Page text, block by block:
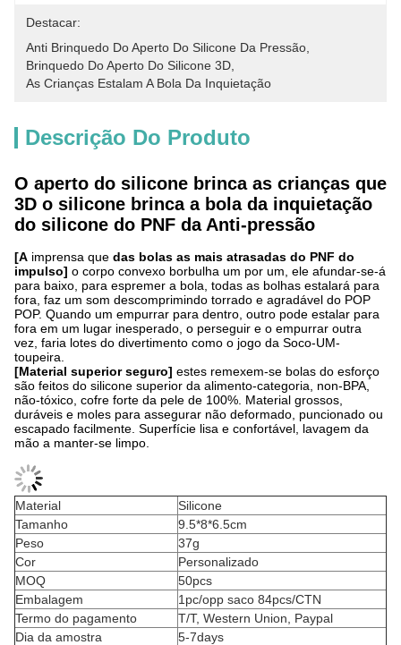
Destacar:
Anti Brinquedo Do Aperto Do Silicone Da Pressão
Brinquedo Do Aperto Do Silicone 3D
As Crianças Estalam A Bola Da Inquietação
Descrição Do Produto
O aperto do silicone brinca as crianças que
3D o silicone brinca a bola da inquietação
do silicone do PNF da Anti-pressão
[A imprensa que das bolas as mais atrasadas do PNF do
impulso] o corpo convexo borbulha um por um, ele afundar-se-á
para baixo, para espremer a bola, todas as bolhas estalará para
fora, faz um som descomprimindo torrado e agradável do POP
POP. Quando um empurrar para dentro, outro pode estalar para
fora em um lugar inesperado, o perseguir e o empurrar outra
vez, faria lotes do divertimento como o jogo da Soco-UM-
toupeira.
[Material superior seguro] estes remexem-se bolas do esforço
são feitos do silicone superior da alimento-categoria, non-BPA,
não-tóxico, cofre forte da pele de 100%. Material grossos,
duráveis e moles para assegurar não deformado, puncionado ou
escapado facilmente. Superfície lisa e confortável, lavagem da
mão a manter-se limpo.
Material
Silicone
Tamanho
9.5*8*6.5cm
Peso
37g
Cor
Personalizado
MOQ
50pcs
Embalagem
1pc/opp saco 84pcs/CTN
Termo do pagamento
T/T, Western Union, Paypal
Dia da amostra
5-7days